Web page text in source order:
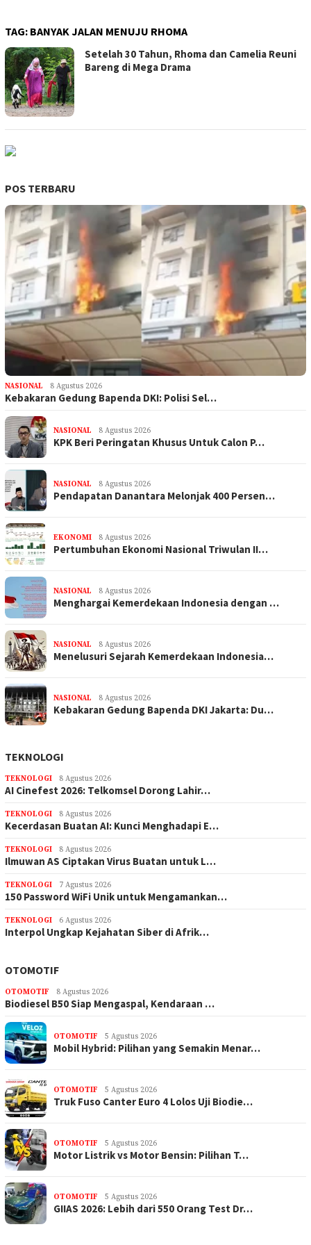
TAG: BANYAK JALAN MENUJU RHOMA
Setelah 30 Tahun, Rhoma dan Camelia Reuni
Bareng di Mega Drama
POS TERBARU
NASIONAL 8 Agustus 2026
Kebakaran Gedung Bapenda DKI: Polisi Sel…
NASIONAL 8 Agustus 2026
KPK Beri Peringatan Khusus Untuk Calon P…
NASIONAL 8 Agustus 2026
Pendapatan Danantara Melonjak 400 Persen…
EKONOMI 8 Agustus 2026
Pertumbuhan Ekonomi Nasional Triwulan II…
NASIONAL 8 Agustus 2026
Menghargai Kemerdekaan Indonesia dengan …
NASIONAL 8 Agustus 2026
Menelusuri Sejarah Kemerdekaan Indonesia…
NASIONAL 8 Agustus 2026
Kebakaran Gedung Bapenda DKI Jakarta: Du…
TEKNOLOGI
TEKNOLOGI 8 Agustus 2026
AI Cinefest 2026: Telkomsel Dorong Lahir…
TEKNOLOGI 8 Agustus 2026
Kecerdasan Buatan AI: Kunci Menghadapi E…
TEKNOLOGI 8 Agustus 2026
Ilmuwan AS Ciptakan Virus Buatan untuk L…
TEKNOLOGI 7 Agustus 2026
150 Password WiFi Unik untuk Mengamankan…
TEKNOLOGI 6 Agustus 2026
Interpol Ungkap Kejahatan Siber di Afrik…
OTOMOTIF
OTOMOTIF 8 Agustus 2026
Biodiesel B50 Siap Mengaspal, Kendaraan …
OTOMOTIF 5 Agustus 2026
Mobil Hybrid: Pilihan yang Semakin Menar…
OTOMOTIF 5 Agustus 2026
Truk Fuso Canter Euro 4 Lolos Uji Biodie…
OTOMOTIF 5 Agustus 2026
Motor Listrik vs Motor Bensin: Pilihan T…
OTOMOTIF 5 Agustus 2026
GIIAS 2026: Lebih dari 550 Orang Test Dr…